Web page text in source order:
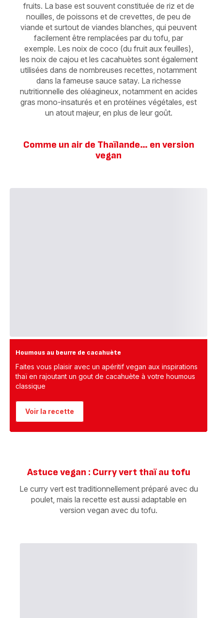
fruits. La base est souvent constituée de riz et de
nouilles, de poissons et de crevettes, de peu de
viande et surtout de viandes blanches, qui peuvent
facilement être remplacées par du tofu, par
exemple. Les noix de coco (du fruit aux feuilles),
les noix de cajou et les cacahuètes sont également
utilisées dans de nombreuses recettes, notamment
dans la fameuse sauce satay. La richesse
nutritionnelle des oléagineux, notamment en acides
gras mono-insaturés et en protéines végétales, est
un atout majeur, en plus de leur goût.
Comme un air de Thaïlande… en version
vegan
Houmous au beurre de cacahuète
Faites vous plaisir avec un apéritif vegan aux inspirations
thaï en rajoutant un gout de cacahuète à votre houmous
classique
Voir la recette
Astuce vegan : Curry vert thaï au tofu
Le curry vert est traditionnellement préparé avec du
poulet, mais la recette est aussi adaptable en
version vegan avec du tofu.